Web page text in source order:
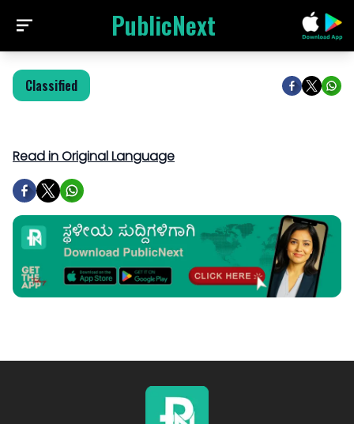
PublicNext
Classified
Read in Original Language